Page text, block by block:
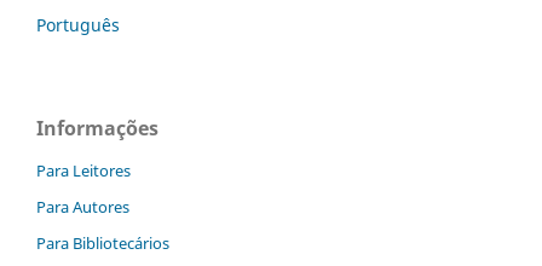
Português
Informações
Para Leitores
Para Autores
Para Bibliotecários